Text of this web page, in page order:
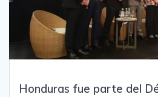
Honduras fue parte del